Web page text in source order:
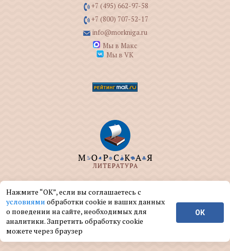
+7 (495) 662-97-58
+7 (800) 707-52-17
info@morkniga.ru
Мы в Макс
Мы в VK
ООО "МОРКНИГА" занимается изданием и
реализацией книг на морскую тематику.
© ООО "МОРКНИГА", 2004 — 2026 г.
Нажмите “ОК”, если вы соглашаетесь с
условиями обработки cookie и ваших данных
о поведении на сайте, необходимых для
аналитики. Запретить обработку cookie
можете через браузер
ОК